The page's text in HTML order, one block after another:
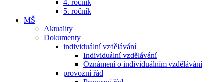
4. ročník
5. ročník
MŠ
Aktuality
Dokumenty
individuální vzdělávání
Individuální vzdělávání
Oznámení o individuálním vzdělávání
provozní řád